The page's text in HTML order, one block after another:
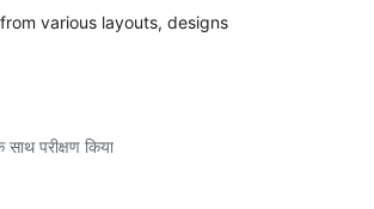
various layouts, designs
परीक्षण किया